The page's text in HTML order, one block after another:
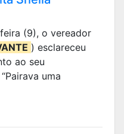
(9), o vereador
) esclareceu
ao seu
uma